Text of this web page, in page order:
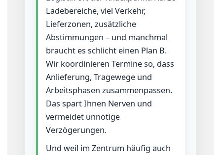
Ladebereiche, viel Verkehr,
Lieferzonen, zusätzliche
Abstimmungen – und manchmal
braucht es schlicht einen Plan B.
Wir koordinieren Termine so, dass
Anlieferung, Tragewege und
Arbeitsphasen zusammenpassen.
Das spart Ihnen Nerven und
vermeidet unnötige
Verzögerungen.
Und weil im Zentrum häufig auch